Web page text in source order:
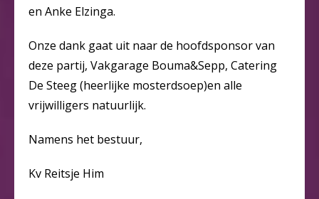
en Anke Elzinga.
Onze dank gaat uit naar de hoofdsponsor van
deze partij, Vakgarage Bouma&Sepp, Catering
De Steeg (heerlijke mosterdsoep)en alle
vrijwilligers natuurlijk.
Namens het bestuur,
Kv Reitsje Him